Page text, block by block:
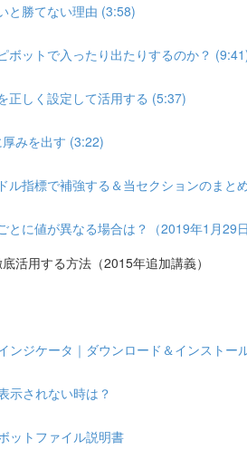
と勝てない理由 (3:58)
ボットで入ったり出たりするのか？
正しく設定して活用する (5:37)
みを出す (3:22)
ル指標で補強する＆当セクションのまと
とに値が異なる場合は？（2019年1月29日
活用する方法（2015年追加講義）
ンジケータ｜ダウンロード＆インストー
示されない時は？
ットファイル説明書